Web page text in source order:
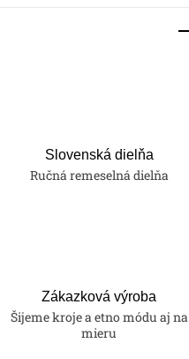
Slovenská dielňa
Ručná remeselná dielňa
Zákazková výroba
Šijeme kroje a etno módu aj na
mieru